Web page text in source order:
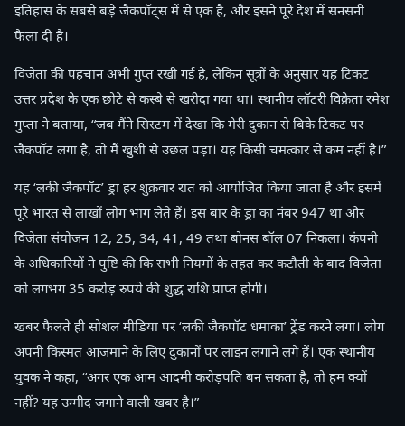
इतिहास के सबसे बड़े जैकपॉट्स में से एक है, और इसने पूरे देश में सनसनी
फैला दी है।
विजेता की पहचान अभी गुप्त रखी गई है, लेकिन सूत्रों के अनुसार यह टिकट
उत्तर प्रदेश के एक छोटे से कस्बे से खरीदा गया था। स्थानीय लॉटरी विक्रेता रमेश
गुप्ता ने बताया, “जब मैंने सिस्टम में देखा कि मेरी दुकान से बिके टिकट पर
जैकपॉट लगा है, तो मैं खुशी से उछल पड़ा। यह किसी चमत्कार से कम नहीं है।”
यह ‘लकी जैकपॉट’ ड्रा हर शुक्रवार रात को आयोजित किया जाता है और इसमें
पूरे भारत से लाखों लोग भाग लेते हैं। इस बार के ड्रा का नंबर 947 था और
विजेता संयोजन 12, 25, 34, 41, 49 तथा बोनस बॉल 07 निकला। कंपनी
के अधिकारियों ने पुष्टि की कि सभी नियमों के तहत कर कटौती के बाद विजेता
को लगभग 35 करोड़ रुपये की शुद्ध राशि प्राप्त होगी।
खबर फैलते ही सोशल मीडिया पर ‘लकी जैकपॉट धमाका’ ट्रेंड करने लगा। लोग
अपनी किस्मत आजमाने के लिए दुकानों पर लाइन लगाने लगे हैं। एक स्थानीय
युवक ने कहा, “अगर एक आम आदमी करोड़पति बन सकता है, तो हम क्यों
नहीं? यह उम्मीद जगाने वाली खबर है।”